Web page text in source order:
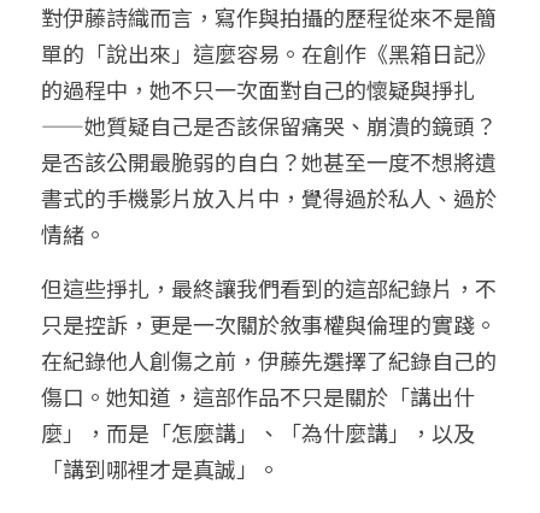
對伊藤詩織而言，寫作與拍攝的歷程從來不是簡
單的「說出來」這麼容易。在創作《黑箱日記》
的過程中，她不只一次面對自己的懷疑與掙扎
——她質疑自己是否該保留痛哭、崩潰的鏡頭？
是否該公開最脆弱的自白？她甚至一度不想將遺
書式的手機影片放入片中，覺得過於私人、過於
情緒。
但這些掙扎，最終讓我們看到的這部紀錄片，不
只是控訴，更是一次關於敘事權與倫理的實踐。
在紀錄他人創傷之前，伊藤先選擇了紀錄自己的
傷口。她知道，這部作品不只是關於「講出什
麼」，而是「怎麼講」、「為什麼講」，以及
「講到哪裡才是真誠」。